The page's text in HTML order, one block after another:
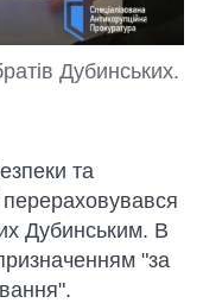
Дубинських.
та
Дубинським. В
"за